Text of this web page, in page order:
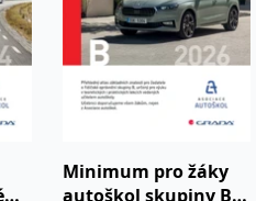
Minimum pro žáky
autoškol skupiny B